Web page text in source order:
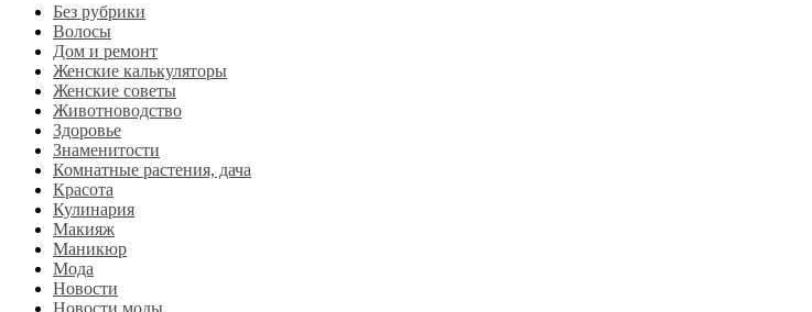
Без рубрики
Волосы
Дом и ремонт
Женские калькуляторы
Женские советы
Животноводство
Здоровье
Знаменитости
Комнатные растения, дача
Красота
Кулинария
Макияж
Маникюр
Мода
Новости
Новости моды